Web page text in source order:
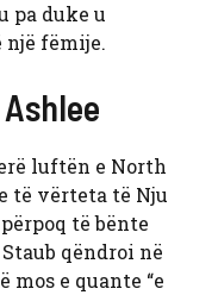
pa duke u
një fëmije.
luftën e North
të vërteta të Nju
të bënte
qëndroi në
mos e quante “e